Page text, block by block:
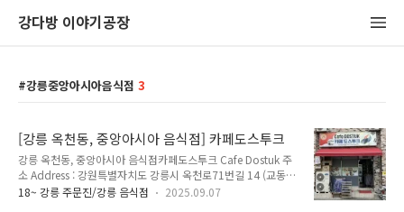
강다방 이야기공장
강릉중앙아시아음식점 3
[강릉 옥천동, 중앙아시아 음식점] 카페도스투크
강릉 옥천동, 중앙아시아 음식점카페도스투크 Cafe Dostuk 주
소 Address : 강원특별자치도 강릉시 옥천로71번길 14 (교동
142-22)14 Okcheon-ro 71beon-gil, Gangneung-si,
18~ 강릉 주문진/강릉 음식점 2025.09.07